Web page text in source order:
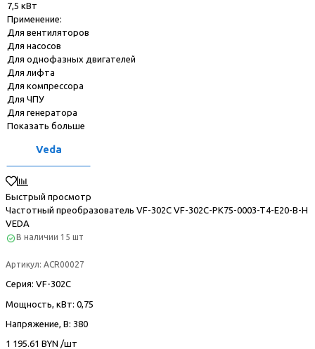
7,5 кВт
Применение:
Для вентиляторов
Для насосов
Для однофазных двигателей
Для лифта
Для компрессора
Для ЧПУ
Для генератора
Показать больше
Veda
Быстрый просмотр
Частотный преобразователь VF-302С VF-302C-PK75-0003-T4-E20-B-H
VEDA
В наличии 15 шт
Артикул: ACR00027
Серия: VF-302С
Мощность, кВт: 0,75
Напряжение, В: 380
1 195.61 BYN /шт